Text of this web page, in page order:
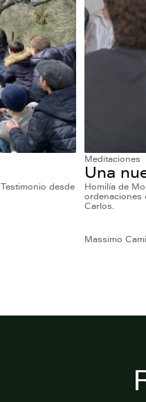
desde
Meditaciones
Una
Homilía de
ordenaciones
Carlos.
Massimo